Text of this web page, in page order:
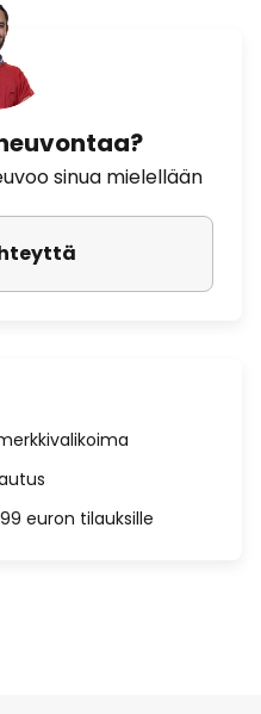
sinua mielellään
euron tilauksille